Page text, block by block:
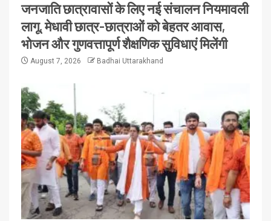
जनजाति छात्रावासों के लिए नई संचालन नियमावली
लागू, मेधावी छात्र-छात्राओं को बेहतर आवास,
भोजन और गुणवत्तापूर्ण शैक्षणिक सुविधाएं मिलेंगी
August 7, 2026 Badhai Uttarakhand